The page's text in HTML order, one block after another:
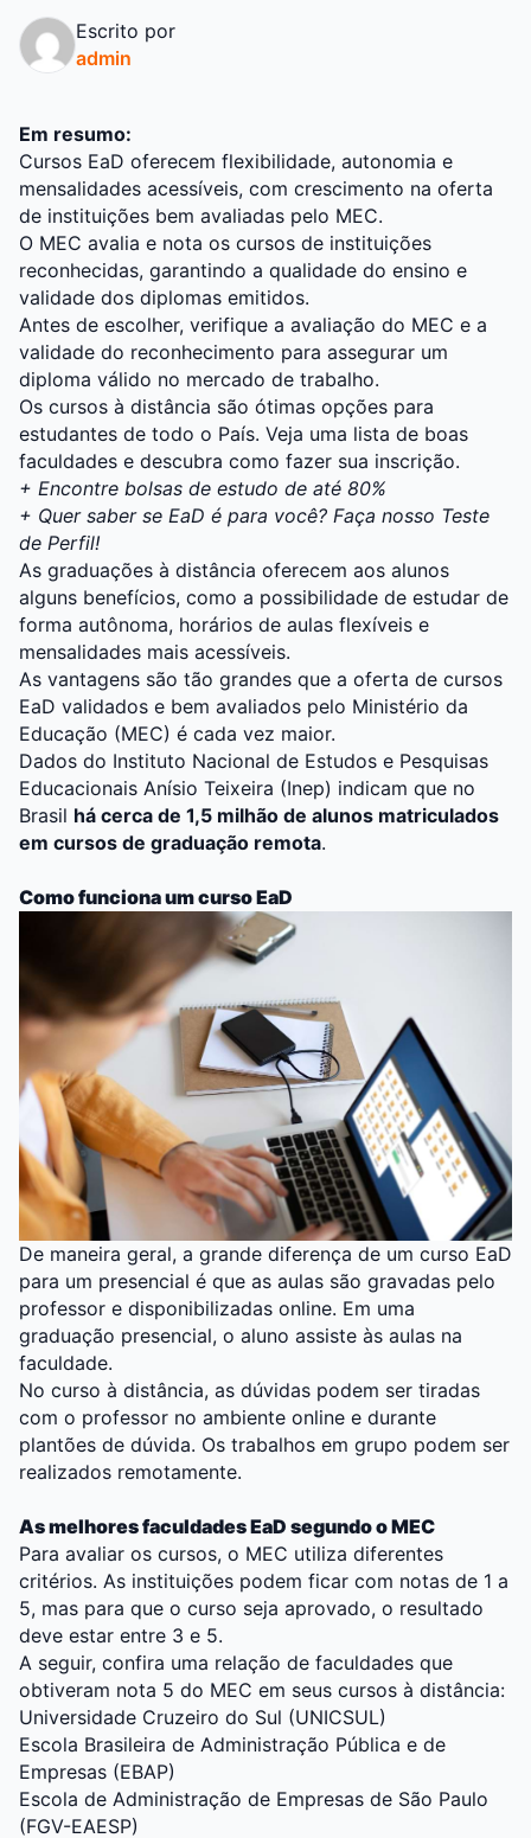
Escrito por
admin
Em resumo:
Cursos EaD oferecem flexibilidade, autonomia e
mensalidades acessíveis, com crescimento na oferta
de instituições bem avaliadas pelo MEC.
O MEC avalia e nota os cursos de instituições
reconhecidas, garantindo a qualidade do ensino e
validade dos diplomas emitidos.
Antes de escolher, verifique a avaliação do MEC e a
validade do reconhecimento para assegurar um
diploma válido no mercado de trabalho.
Os cursos à distância são ótimas opções para
estudantes de todo o País. Veja uma lista de boas
faculdades e descubra como fazer sua inscrição.
+ Encontre bolsas de estudo de até 80%
+ Quer saber se EaD é para você? Faça nosso Teste
de Perfil!
As graduações à distância oferecem aos alunos
alguns benefícios, como a possibilidade de estudar de
forma autônoma, horários de aulas flexíveis e
mensalidades mais acessíveis.
As vantagens são tão grandes que a oferta de cursos
EaD validados e bem avaliados pelo Ministério da
Educação (MEC) é cada vez maior.
Dados do Instituto Nacional de Estudos e Pesquisas
Educacionais Anísio Teixeira (Inep) indicam que no
Brasil há cerca de 1,5 milhão de alunos matriculados
em cursos de graduação remota.
Como funciona um curso EaD
De maneira geral, a grande diferença de um curso EaD
para um presencial é que as aulas são gravadas pelo
professor e disponibilizadas online. Em uma
graduação presencial, o aluno assiste às aulas na
faculdade.
No curso à distância, as dúvidas podem ser tiradas
com o professor no ambiente online e durante
plantões de dúvida. Os trabalhos em grupo podem ser
realizados remotamente.
As melhores faculdades EaD segundo o MEC
Para avaliar os cursos, o MEC utiliza diferentes
critérios. As instituições podem ficar com notas de 1 a
5, mas para que o curso seja aprovado, o resultado
deve estar entre 3 e 5.
A seguir, confira uma relação de faculdades que
obtiveram nota 5 do MEC em seus cursos à distância:
Universidade Cruzeiro do Sul (UNICSUL)
Escola Brasileira de Administração Pública e de
Empresas (EBAP)
Escola de Administração de Empresas de São Paulo
(FGV-EAESP)